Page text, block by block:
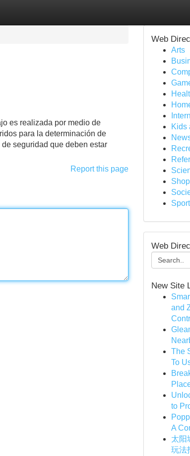
es realizada por medio de
para la determinación de
seguridad que deben estar
Report this page
Web
Arts
Kids
Web
New Site
and
The
To
to
A
太阳
玩法